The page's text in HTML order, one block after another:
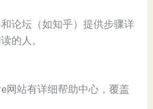
和论坛（如知乎）提供步骤详
的人。
网站有详细帮助中心，覆盖